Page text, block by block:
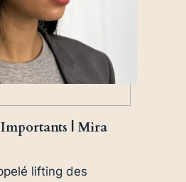
| Mira
lifting des